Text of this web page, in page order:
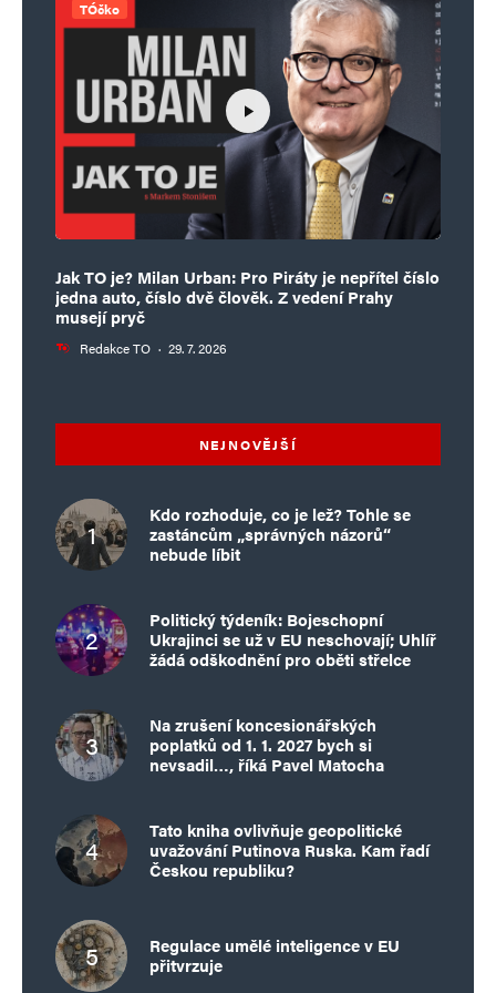
TÓčko
Jak TO je? Milan Urban: Pro Piráty je nepřítel číslo
jedna auto, číslo dvě člověk. Z vedení Prahy
musejí pryč
Redakce TO · 29. 7. 2026
NEJNOVĚJŠÍ
Kdo rozhoduje, co je lež? Tohle se
zastáncům „správných názorů“
nebude líbit
Politický týdeník: Bojeschopní
Ukrajinci se už v EU neschovají; Uhlíř
žádá odškodnění pro oběti střelce
Na zrušení koncesionářských
poplatků od 1. 1. 2027 bych si
nevsadil…, říká Pavel Matocha
Tato kniha ovlivňuje geopolitické
uvažování Putinova Ruska. Kam řadí
Českou republiku?
Regulace umělé inteligence v EU
přitvrzuje